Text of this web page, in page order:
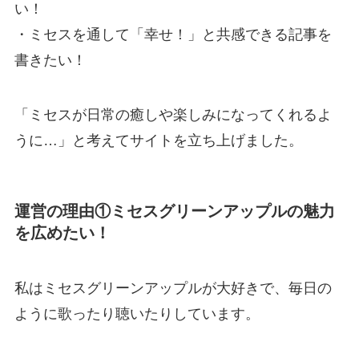
い！
・ミセスを通して「幸せ！」と共感できる記事を
書きたい！
「ミセスが日常の癒しや楽しみになってくれるよ
うに…」と考えてサイトを立ち上げました。
運営の理由①ミセスグリーンアップルの魅力
を広めたい！
私はミセスグリーンアップルが大好きで、毎日の
ように歌ったり聴いたりしています。